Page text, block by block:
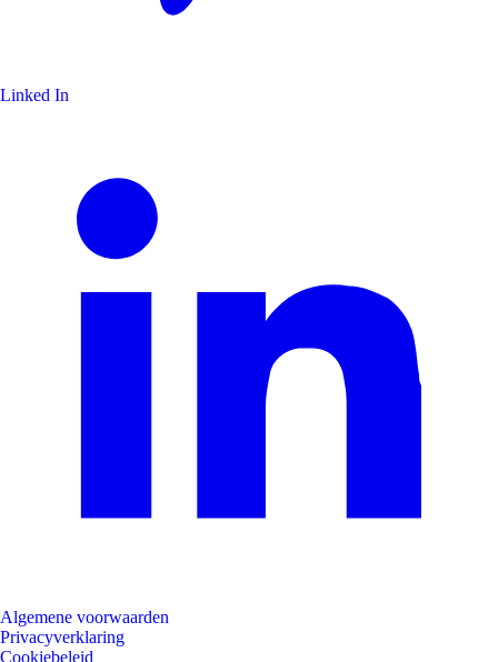
Linked In
Algemene voorwaarden
Privacyverklaring
Cookiebeleid